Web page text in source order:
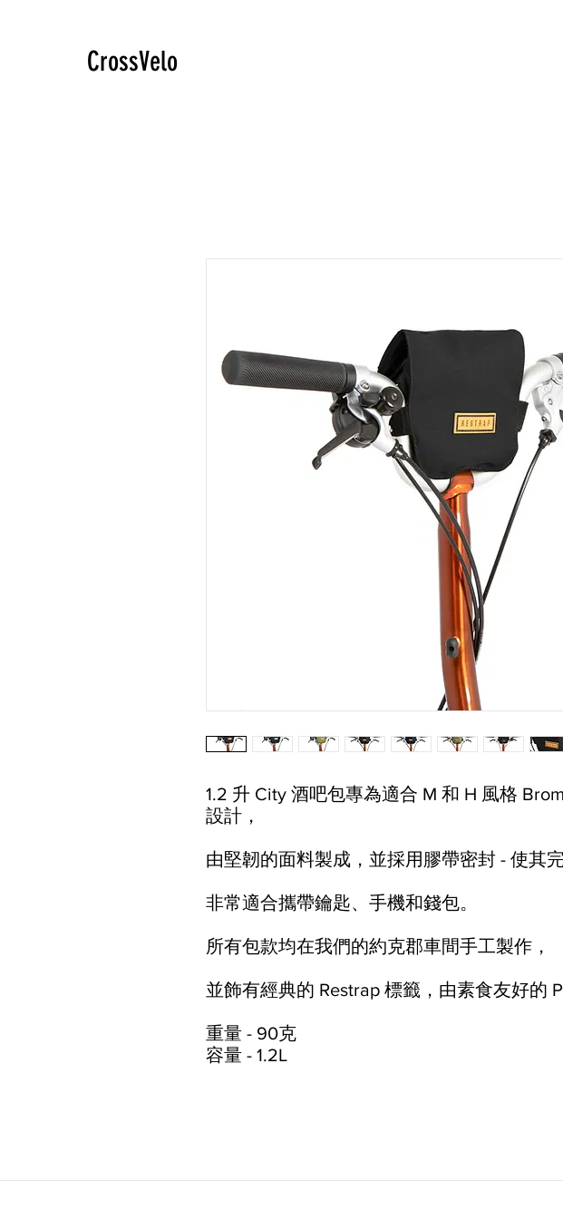
CrossVelo
1.2 升 City 酒吧包專為適合 M 和 H 風格
設計，
由堅韌的面料製成，並採用膠帶密封 - 使其完
非常適合攜帶鑰匙、手機和錢包。
所有包款均在我們的約克郡車間手工製作，
並飾有經典的 Restrap 標籤，由素食友好的
重量 - 90克
容量 - 1.2L